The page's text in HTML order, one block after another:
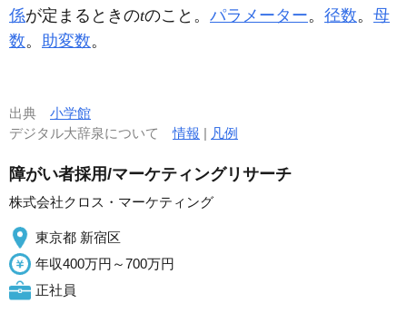
係が定まるときのtのこと。 パラメーター。 径数。 母
数。 助変数。
出典 小学館
デジタル大辞泉について情報 | 凡例
障がい者採用/マーケティングリサーチ
株式会社クロス・マーケティング
東京都 新宿区
年収400万円～700万円
正社員